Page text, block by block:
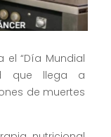
el “Día Mundial
que llega a
de muertes